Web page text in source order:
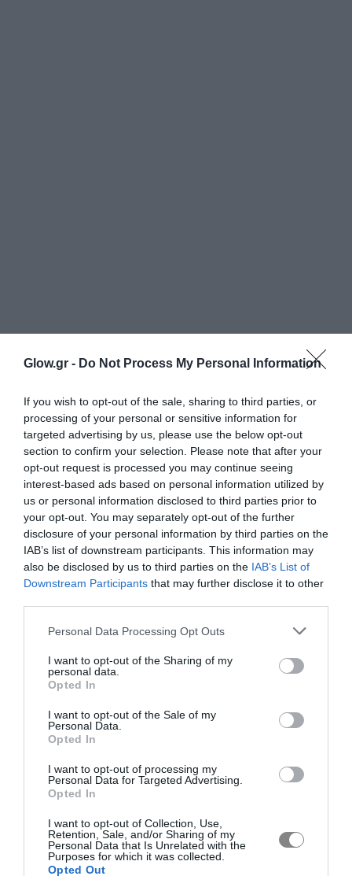
Glow.gr - Do Not Process My Personal Information
If you wish to opt-out of the sale, sharing to third parties, or
processing of your personal or sensitive information for
targeted advertising by us, please use the below opt-out
section to confirm your selection. Please note that after your
opt-out request is processed you may continue seeing
interest-based ads based on personal information utilized by
us or personal information disclosed to third parties prior to
your opt-out. You may separately opt-out of the further
disclosure of your personal information by third parties on the
IAB’s list of downstream participants. This information may
also be disclosed by us to third parties on the IAB’s List of
Downstream Participants that may further disclose it to other
Personal Data Processing Opt Outs
I want to opt-out of the Sharing of my
personal data.
Opted In
I want to opt-out of the Sale of my
Personal Data.
Opted In
I want to opt-out of processing my
Personal Data for Targeted Advertising.
Opted In
I want to opt-out of Collection, Use,
Retention, Sale, and/or Sharing of my
Personal Data that Is Unrelated with the
Purposes for which it was collected.
Opted Out